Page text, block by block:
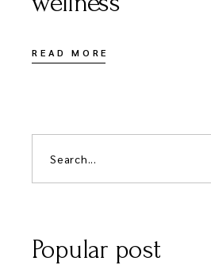
READ MORE
Popular post